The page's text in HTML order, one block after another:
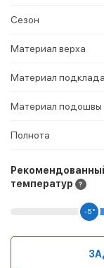
Сезон
Материал верха
Материал подклада
Материал подошвы
Полнота
температур
-5 °